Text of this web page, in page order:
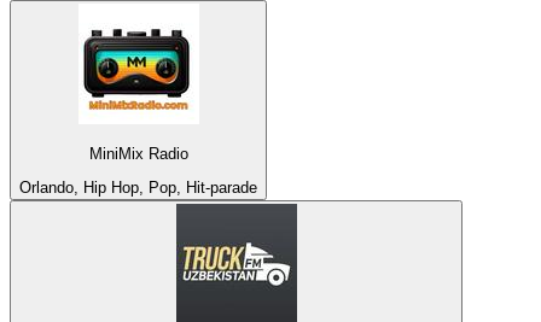
MiniMix Radio
Orlando, Hip Hop, Pop, Hit-parade